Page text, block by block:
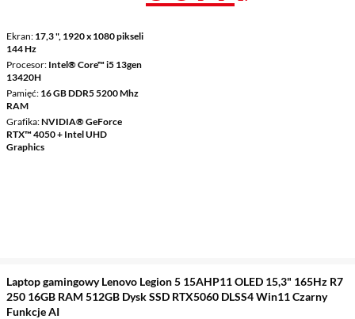
Ekran 17,3 ", 1920 x 1080 pikseli
144 Hz
Procesor Intel® Core™ i5 13gen
13420H
Pamięć 16 GB DDR5 5200 Mhz
RAM
Grafika NVIDIA® GeForce
RTX™ 4050 + Intel UHD
Graphics
Laptop gamingowy Lenovo Legion 5 15AHP11 OLED 15,3" 165Hz R7
250 16GB RAM 512GB Dysk SSD RTX5060 DLSS4 Win11 Czarny
Funkcje AI